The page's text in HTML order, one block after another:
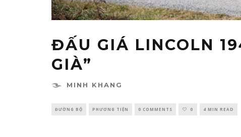
ĐẤU GIÁ LINCOLN
GIÀ”
MINH KHANG
ĐƯỜNG BỘ PHƯƠNG TIỆN 0 COMMENTS 0 4 MIN READ